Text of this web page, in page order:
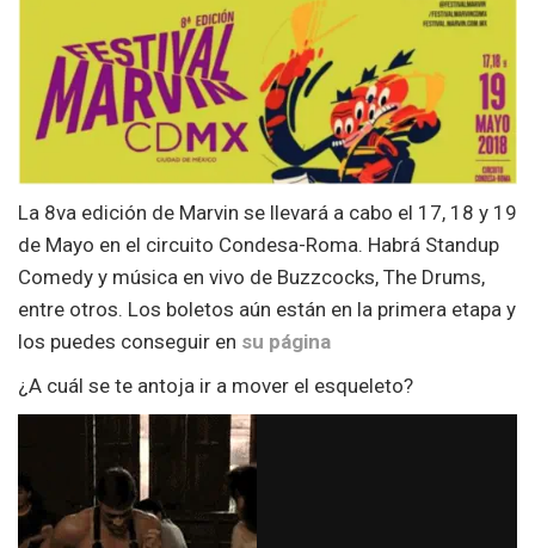
La 8va edición de Marvin se llevará a cabo el 17, 18 y 19
de Mayo en el circuito Condesa-Roma. Habrá Standup
Comedy y música en vivo de Buzzcocks, The Drums,
entre otros. Los boletos aún están en la primera etapa y
los puedes conseguir en su página
¿A cuál se te antoja ir a mover el esqueleto?